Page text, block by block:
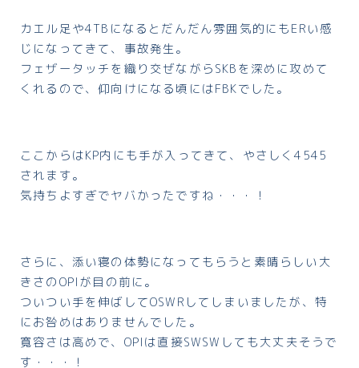
カエル足や4TBになるとだんだん雰囲気的にもERい感
じになってきて、事故発生。
フェザータッチを織り交ぜながらSKBを深めに攻めて
くれるので、仰向けになる頃にはFBKでした。
ここからはKP内にも手が入ってきて、やさしく4545
されます。
気持ちよすぎでヤバかったですね・・・！
さらに、添い寝の体勢になってもらうと素晴らしい大
きさのOPIが目の前に。
ついつい手を伸ばしてOSWRしてしまいましたが、特
にお咎めはありませんでした。
寛容さは高めで、OPIは直接SWSWしても大丈夫そうで
す・・・！